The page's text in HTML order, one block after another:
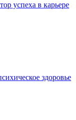
успеха в карьере
здоровье